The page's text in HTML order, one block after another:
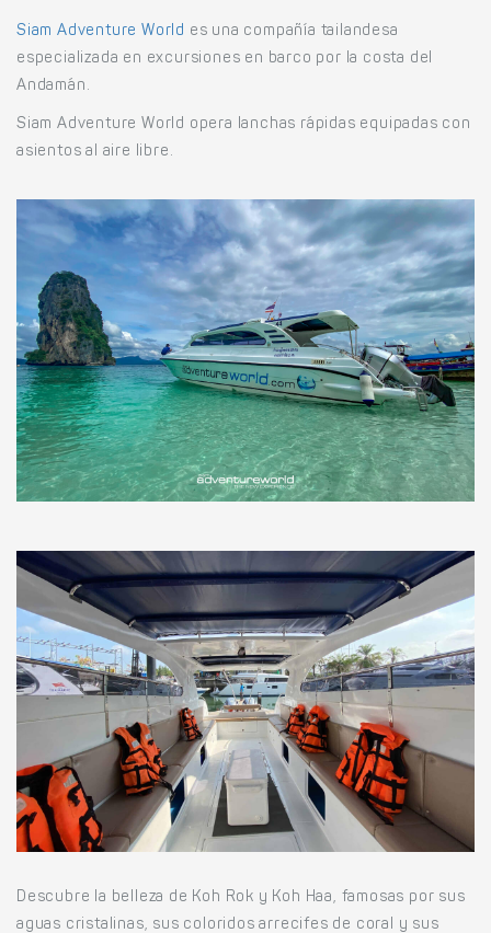
Siam Adventure World es una compañía tailandesa
especializada en excursiones en barco por la costa del
Andamán.
Siam Adventure World opera lanchas rápidas equipadas con
asientos al aire libre.
Descubre la belleza de Koh Rok y Koh Haa, famosas por sus
aguas cristalinas, sus coloridos arrecifes de coral y sus